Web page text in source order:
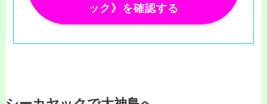
ック》を確認する